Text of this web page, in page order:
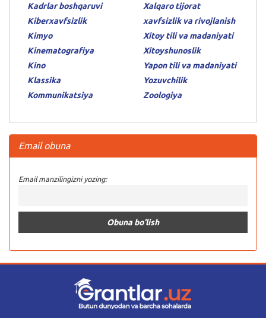
Kadrlar boshqaruvi
Kiberxavfsizlik
Kimyo
Kinematografiya
Kino
Klassika
Kommunikatsiya
Xalqaro tijorat
xavfsizlik va rivojlanish
Xitoy tili va madaniyati
Xitoyshunoslik
Yapon tili va madaniyati
Yozuvchilik
Zoologiya
Email obuna
Email manzilingizni yozing: